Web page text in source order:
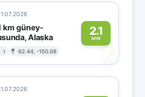
km güney-
Alaska
I 62.44, -150.08
2.1
MW2